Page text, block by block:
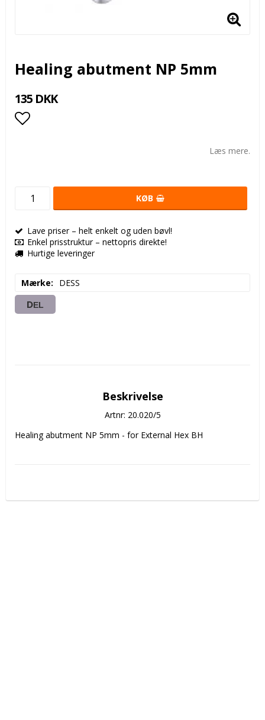
Healing abutment NP 5mm
135 DKK
Læs mere.
KØB
Lave priser – helt enkelt og uden bøvl!
Enkel prisstruktur – nettopris direkte!
Hurtige leveringer
Mærke DESS
DEL
Beskrivelse
Artnr: 20.020/5
Healing abutment NP 5mm - for External Hex BH